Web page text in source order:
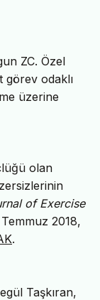
ZC. Özel
odaklı
üzerine
olan
of Exercise
2018,
.
Taşkıran,